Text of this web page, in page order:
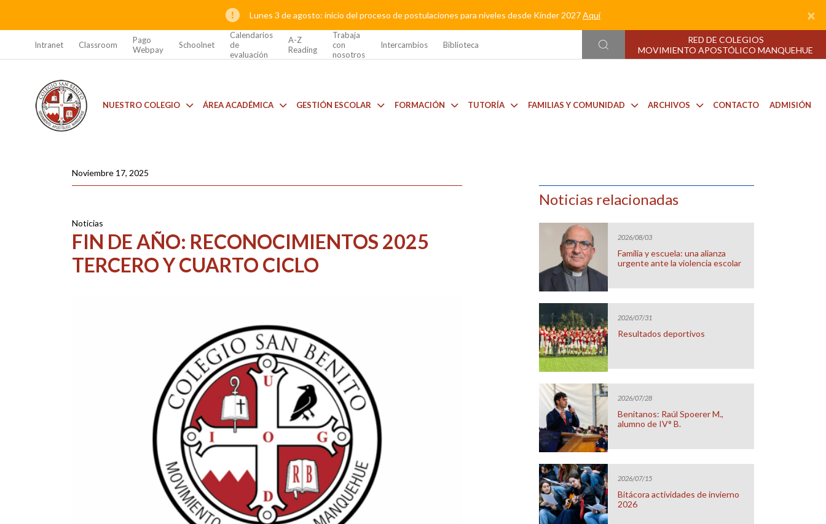
Lunes 3 de agosto: inicio del proceso de postulaciones para niveles desde Kínder 2027Aquí ×
Intranet Classroom
Pago
Webpay
Schoolnet
Calendarios
de
evaluación
A-Z
Reading
Trabaja
con
nosotros
Intercambios Biblioteca
RED DE COLEGIOS
MOVIMIENTO APOSTÓLICO MANQUEHUE
NUESTRO COLEGIO ÁREA ACADÉMICA GESTIÓN ESCOLAR FORMACIÓN TUTORÍA FAMILIAS Y COMUNIDAD ARCHIVOS CONTACTO ADMISIÓN
Noviembre 17, 2025
Noticias
FIN DE AÑO: RECONOCIMIENTOS 2025
TERCERO Y CUARTO CICLO
Noticias relacionadas
2026/08/03
Familia y escuela: una alianza
urgente ante la violencia escolar
2026/07/31
Resultados deportivos
2026/07/28
Benitanos: Raúl Spoerer M.,
alumno de IV° B.
2026/07/15
Bitácora actividades de invierno
2026